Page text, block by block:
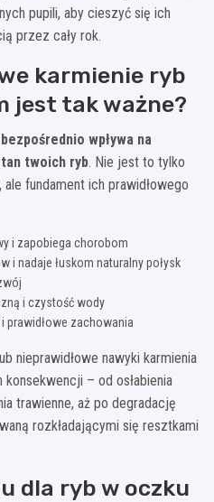
pupili, aby cieszyć się ich
przez cały rok.
karmienie ryb
jest tak ważne?
wpływa na
twoich ryb. Nie jest to tylko
fundament ich prawidłowego
i zapobiega chorobom
i nadaje łuskom naturalny połysk
i czystość wody
prawidłowe zachowania
nieprawidłowe nawyki karmienia
– od osłabienia
trawienne, aż po degradację
rozkładającymi się resztkami
dla ryb w oczku